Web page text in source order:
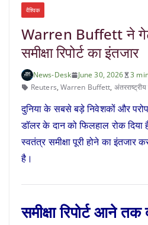
वैश्विक
Warren Buffett ने
समीक्षा रिपोर्ट का इंतजार
News-Desk June 30, 2026
3
Reuters, Warren Buffett,
दुनिया के सबसे बड़े निवेशकों और
डॉलर के दान को फिलहाल रोक दिया
स्वतंत्र समीक्षा पूरी होने का
है।
समीक्षा रिपोर्ट आने